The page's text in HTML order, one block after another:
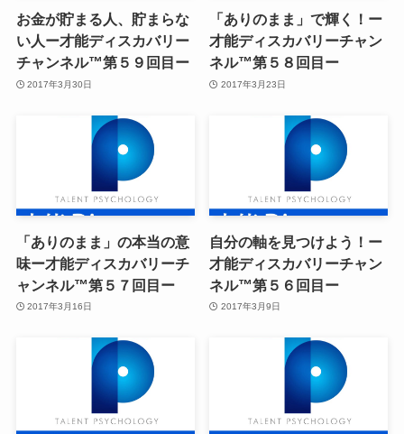
お金が貯まる人、貯まらな
い人ー才能ディスカバリー
チャンネル™第５９回目ー
2017年3月30日
「ありのまま」で輝く！ー
才能ディスカバリーチャン
ネル™第５８回目ー
2017年3月23日
「ありのまま」の本当の意
味ー才能ディスカバリーチ
ャンネル™第５７回目ー
2017年3月16日
自分の軸を見つけよう！ー
才能ディスカバリーチャン
ネル™第５６回目ー
2017年3月9日